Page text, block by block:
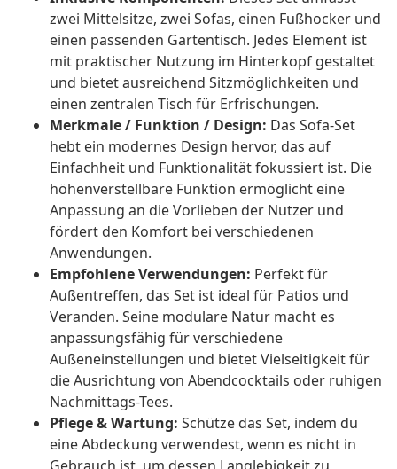
zwei Mittelsitze, zwei Sofas, einen Fußhocker und
einen passenden Gartentisch. Jedes Element ist
mit praktischer Nutzung im Hinterkopf gestaltet
und bietet ausreichend Sitzmöglichkeiten und
einen zentralen Tisch für Erfrischungen.
Merkmale / Funktion / Design: Das Sofa-Set
hebt ein modernes Design hervor, das auf
Einfachheit und Funktionalität fokussiert ist. Die
höhenverstellbare Funktion ermöglicht eine
Anpassung an die Vorlieben der Nutzer und
fördert den Komfort bei verschiedenen
Anwendungen.
Empfohlene Verwendungen: Perfekt für
Außentreffen, das Set ist ideal für Patios und
Veranden. Seine modulare Natur macht es
anpassungsfähig für verschiedene
Außeneinstellungen und bietet Vielseitigkeit für
die Ausrichtung von Abendcocktails oder ruhigen
Nachmittags-Tees.
Pflege & Wartung: Schütze das Set, indem du
eine Abdeckung verwendest, wenn es nicht in